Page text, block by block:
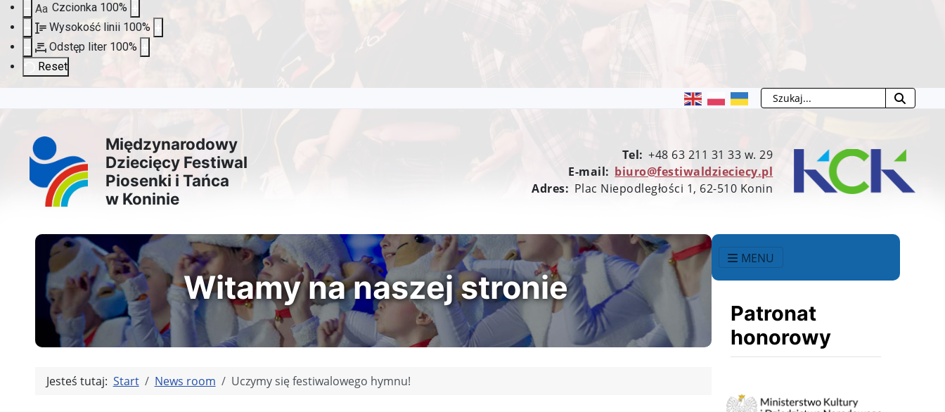
Aa Czcionka 100%
Wysokość linii 100%
Odstęp liter 100%
Reset
do
treści
głównej
do
menu
nawigacyjnego
do
wyszukiwarki
do
mapy
strony
Szukaj
Międzynarodowy
Dziecięcy Festiwal
Piosenki i Tańca
w Koninie
Tel: +48 63 211 31 33 w. 29
E-mail: biuro@festiwaldzieciecy.pl
Adres: Plac Niepodległości 1, 62-510 Konin
MENU
Patronat
honorowy
Witamy na naszej stronie
Jesteś tutaj: Start News room Uczymy się festiwalowego hymnu!